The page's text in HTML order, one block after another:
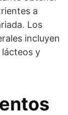
a
Los
incluyen
y